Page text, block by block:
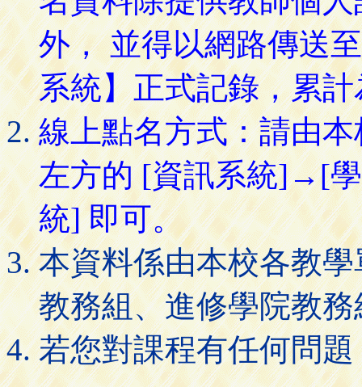
外， 並得以網路傳送
系統】正式記錄，累
線上點名方式：請由
左方的 [資訊系統]→[
統] 即可。
本資料係由本校各教
教務組、進修學院教
若您對課程有任何問